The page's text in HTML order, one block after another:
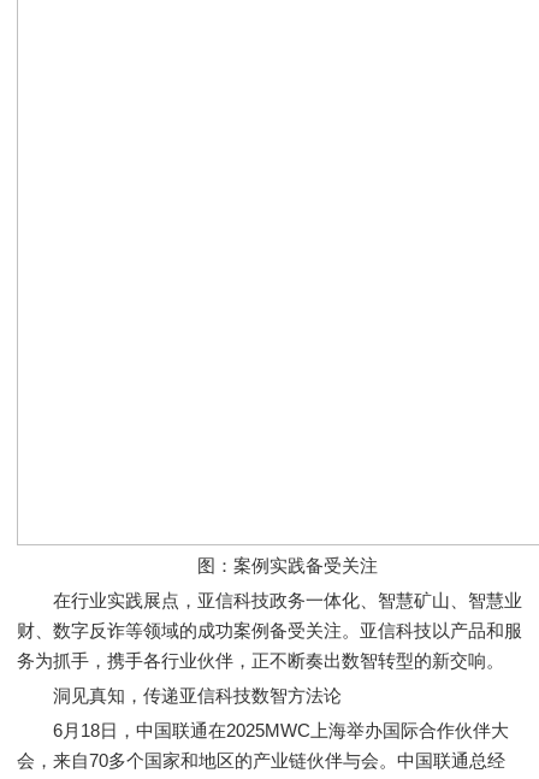
图：案例实践备受关注
在行业实践展点，亚信科技政务一体化、智慧矿山、智慧业
财、数字反诈等领域的成功案例备受关注。亚信科技以产品和服
务为抓手，携手各行业伙伴，正不断奏出数智转型的新交响。
洞见真知，传递亚信科技数智方法论
6月18日，中国联通在2025MWC上海举办国际合作伙伴大
会，来自70多个国家和地区的产业链伙伴与会。中国联通总经